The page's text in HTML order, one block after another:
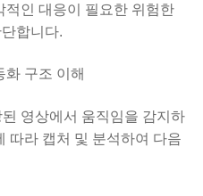
적인 대응이 필요한 위험한
합니다.
화 구조 이해
영상에서 움직임을 감지하
따라 캡처 및 분석하여 다음